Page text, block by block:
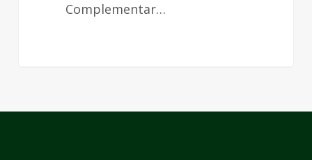
Complementar…